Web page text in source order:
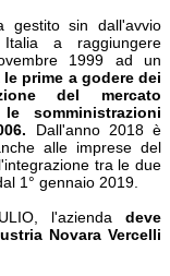
gestito sin dall'avvio
a raggiungere
1999 ad un
prime a godere dei
del mercato
somministrazioni
Dall'anno 2018 è
alle imprese del
tra le due
1° gennaio 2019.
l'azienda deve
Novara Vercelli